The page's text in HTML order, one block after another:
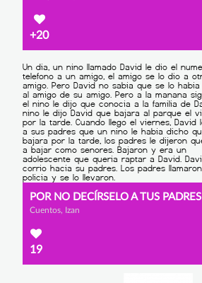
+20
POR NO DECÍRSELO A TUS PADRES
Cuentos, Izan
19